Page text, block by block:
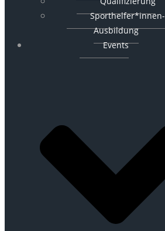
Sporthelfer*innen-
Ausbildung
Events